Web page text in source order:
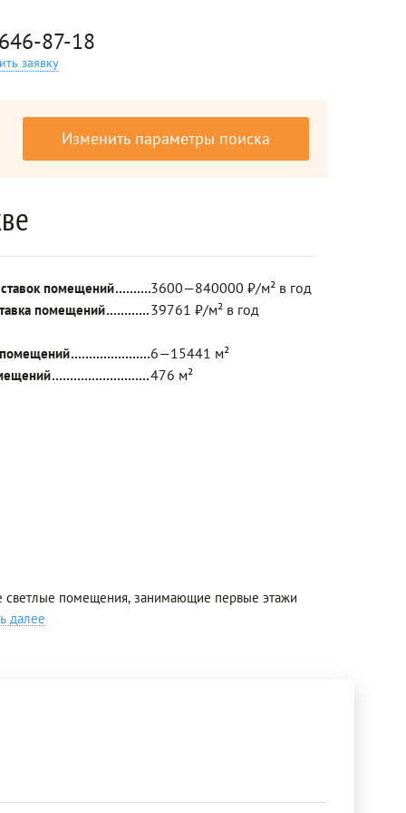
87-18
заявку
Изменить параметры поиска
помещений 3600—840000 ₽/м² в год
помещений 39761 ₽/м² в год
6—15441 м²
476 м²
светлые помещения, занимающие первые этажи
далее